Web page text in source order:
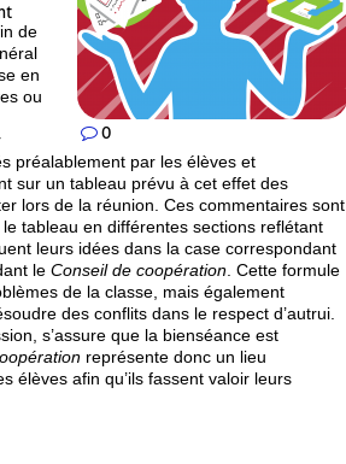
0
de
en
ou
préalablement par les élèves et
sur un tableau prévu à cet effet des
lors de la réunion. Ces commentaires sont
tableau en différentes sections reflétant
leurs idées dans la case correspondant
le Conseil de coopération. Cette formule
de la classe, mais également
des conflits dans le respect d’autrui.
s’assure que la bienséance est
représente donc un lieu
élèves afin qu’ils fassent valoir leurs